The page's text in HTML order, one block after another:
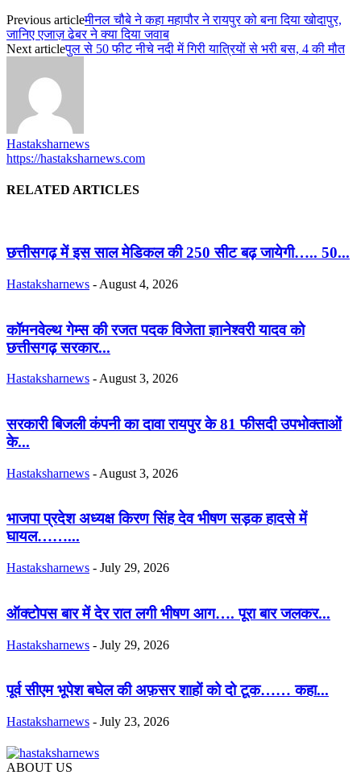
Previous articleमीनल चौबे ने कहा महापौर ने रायपुर को बना दिया खोदापुर,
जानिए एजाज़ ढेबर ने क्या दिया जवाब
Next articleपुल से 50 फीट नीचे नदी में गिरी यात्रियों से भरी बस, 4 की मौत
Hastaksharnews
https://hastaksharnews.com
RELATED ARTICLES
छत्तीसगढ़ में इस साल मेडिकल की 250 सीट बढ़ जायेगी….. 50...
Hastaksharnews - August 4, 2026
कॉमनवेल्थ गेम्स की रजत पदक विजेता ज्ञानेश्वरी यादव को
छत्तीसगढ़ सरकार...
Hastaksharnews - August 3, 2026
सरकारी बिजली कंपनी का दावा रायपुर के 81 फीसदी उपभोक्ताओं
के...
Hastaksharnews - August 3, 2026
भाजपा प्रदेश अध्यक्ष किरण सिंह देव भीषण सड़क हादसे में
घायल……...
Hastaksharnews - July 29, 2026
ऑक्टोपस बार में देर रात लगी भीषण आग…. पूरा बार जलकर...
Hastaksharnews - July 29, 2026
पूर्व सीएम भूपेश बघेल की अफ़सर शाहों को दो टूक…… कहा...
Hastaksharnews - July 23, 2026
ABOUT US